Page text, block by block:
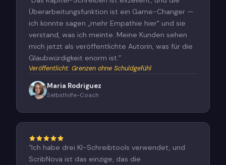
Überarbeitungsfunktion ist ein Game-Changer —
ich konnte sagen „mehr Empathie hier" und sie
verstand, was ich meinte. Meine Kunden sehen
mich jetzt als veröffentlichte Autorin, was für die
Glaubwürdigkeit enorm ist.”
Veröffentlicht: Grenzen ohne Schuldgefühl
Maria Rodriguez
Selbsthilfe-Coach
“Ich habe drei KI-Schreibtools verwendet, und
ScribNova ist das einzige, das die